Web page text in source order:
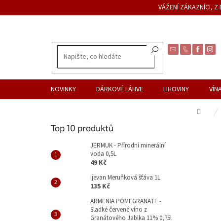
na
VÁŽENÍ ZÁKAZNÍCI, Z
NOVINKY DÁRKOVÉ LÁHVE LIHOVINY
Domů
Top 10 produktů
JERMUK - Přírodní minerální
voda 0,5L
49 Kč
Ijevan Meruňková šťáva 1L
135 Kč
ARMENIA POMEGRANATE -
Sladké červené víno z
Granátového Jablka 11% 0,75l